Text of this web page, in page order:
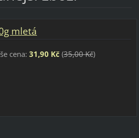
mletá
cena: 31,90 Kč(35,00 Kč)